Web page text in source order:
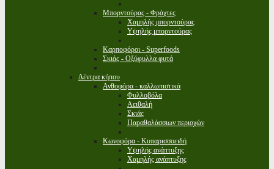
Μπορντούρας - Φράχτες
Χαμηλής μπορντούρας
Υψηλής μπορντούρας
Καρποφόροι - Superfoods
Σκιάς - Οξύφυλλα φυτά
Δέντρα κήπου
Ανθοφόρα - καλλωπιστικά
Φυλλοβόλα
Αειθαλή
Σκιάς
Παραθαλάσσιων περιοχών
Κωνοφόρα - Κυπαρισσοειδή
Υψηλής ανάπτυξης
Χαμηλής ανάπτυξης